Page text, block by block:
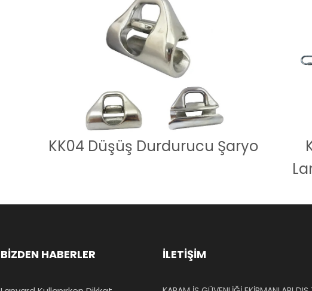
KK04 Düşüş Durdurucu Şaryo
BİZDEN HABERLER İLETİŞİM